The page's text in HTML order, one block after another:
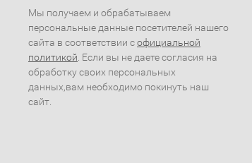
Мы получаем и обрабатываем
персональные данные посетителей нашего
сайта в соответствии софициальной
политикой . Если вы не даете согласия на
обработку своих персональных
данных,вам необходимо покинуть наш
сайт.